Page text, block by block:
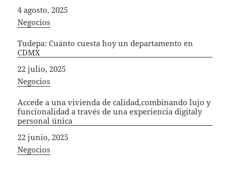
Fecha
4 agosto, 2025
In relation to
Negocios
Tudepa: Cuánto cuesta hoy un departamento en
CDMX
Fecha
22 julio, 2025
In relation to
Negocios
Accede a una vivienda de calidad,combinando lujo y
funcionalidad a través de una experiencia digitaly
personal única
Fecha
22 junio, 2025
In relation to
Negocios